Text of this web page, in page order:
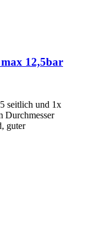
12,5bar
seitlich und 1x
Durchmesser
guter